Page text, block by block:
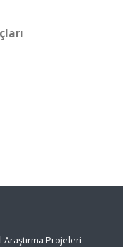
Projeleri